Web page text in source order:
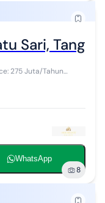
Sari,
WhatsApp
8